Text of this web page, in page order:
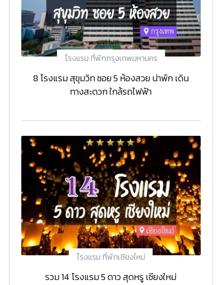
โรงแรม ที่พักกรุงเทพมหานคร
8 โรงแรม สุขุมวิท ซอย 5 ห้องสวย น่าพัก เดิน
ทางสะดวก ใกล้รถไฟฟ้า
โรงแรม ที่พักเชียงใหม่
รวม 14 โรงแรม 5 ดาว สุดหรู เชียงใหม่